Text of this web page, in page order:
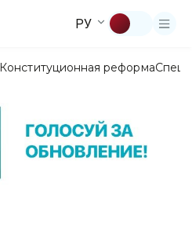
РУ
Конституционная реформа